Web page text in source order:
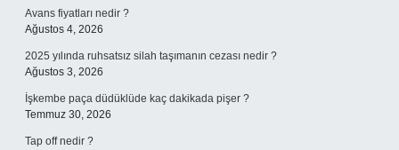
Avans fiyatları nedir ?
Ağustos 4, 2026
2025 yılında ruhsatsız silah taşımanın cezası nedir ?
Ağustos 3, 2026
İşkembe paça düdüklüde kaç dakikada pişer ?
Temmuz 30, 2026
Tap off nedir ?